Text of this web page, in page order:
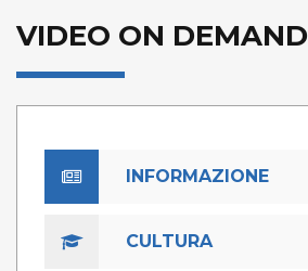
VIDEO ON DEMAND
INFORMAZIONE
CULTURA